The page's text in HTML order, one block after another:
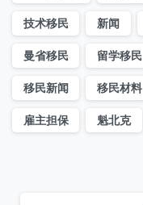
技术移民 新闻
曼省移民 留学移民
移民新闻 移民材料
雇主担保 魁北克